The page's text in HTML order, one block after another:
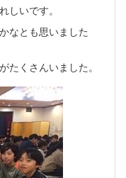
しいです。
なとも思いました
たくさんいました。